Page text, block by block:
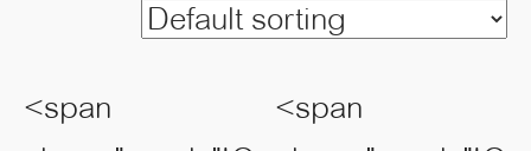
<span
<span